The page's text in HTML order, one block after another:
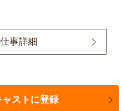
事詳細
ャストに登録